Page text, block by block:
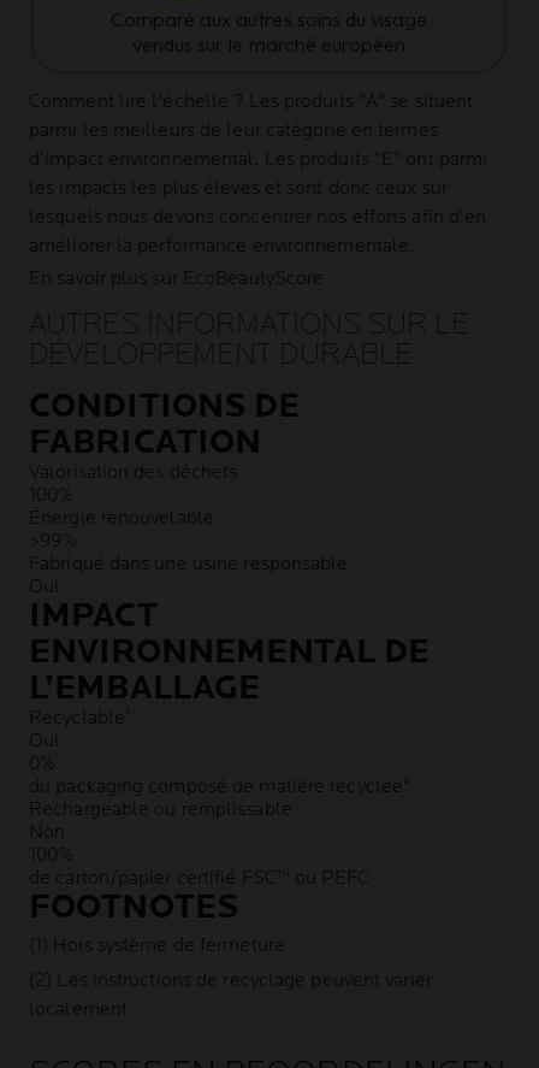
Comparé aux autres soins du visage
vendus sur le marché européen
Comment lire l'échelle ? Les produits "A" se situent
parmi les meilleurs de leur catégorie en termes
d'impact environnemental. Les produits "E" ont parmi
les impacts les plus élevés et sont donc ceux sur
lesquels nous devons concentrer nos efforts afin d'en
améliorer la performance environnementale.
En savoir plus sur EcoBeautyScore
AUTRES INFORMATIONS SUR LE
DÉVELOPPEMENT DURABLE
CONDITIONS DE
FABRICATION
Valorisation des déchets
100%
Énergie renouvelable
>99%
Fabriqué dans une usine responsable
Oui
IMPACT
ENVIRONNEMENTAL DE
L’EMBALLAGE
Recyclable¹
Oui
0%
du packaging composé de matière recyclée²
Rechargeable ou remplissable
Non
100%
de carton/papier certifié FSC™ ou PEFC
FOOTNOTES
(1) Hors système de fermeture
(2) Les instructions de recyclage peuvent varier
localement